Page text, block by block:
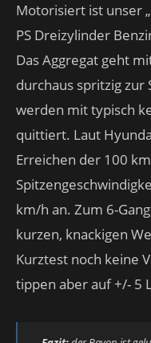
Motorisiert ist unser
PS Dreizylinder
Das Aggregat geht
durchaus spritzig zur
werden mit typisch
quittiert. Laut
Erreichen der 100
km/h an. Zum 6-
kurzen, knackigen
Kurztest noch keine
tippen aber auf +/- 5